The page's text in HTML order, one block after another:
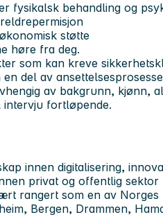
fysikalsk behandling og
støtte
høre fra deg.
som kan kreve
del av
av bakgrunn, kjønn,
intervju fortløpende.
innen digitalisering,
privat og offentlig sektor
rangert som en av Norges
Bergen, Drammen,